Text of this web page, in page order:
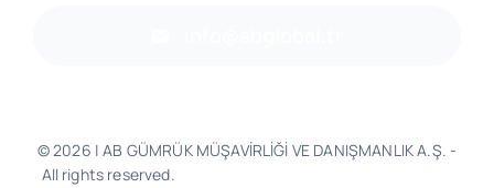
© 2026 | AB GÜMRÜK MÜŞAVİRLİĞİ VE DANIŞMANLIK A.Ş. -
All rights reserved.